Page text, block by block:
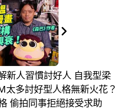
人習慣討好人 自我型梁
多討好型人格無新火花？
偷拍同事拒絕接受求助